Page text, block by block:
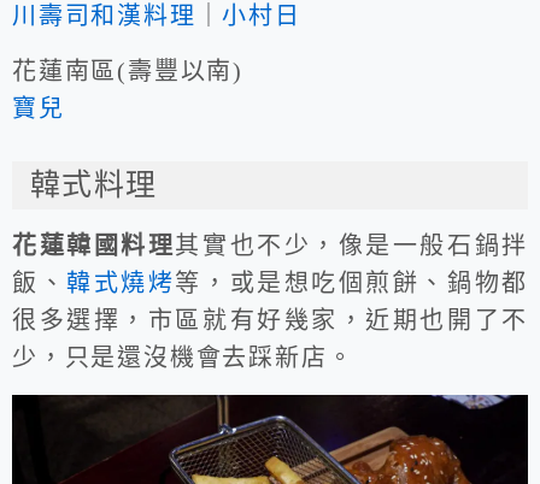
川壽司和漢料理
｜小村日
花蓮南區(壽豐以南)
寶兒
韓式料理
花蓮韓國料理其實也不少，像是一般石鍋拌
飯、韓式燒烤等，或是想吃個煎餅、鍋物都
很多選擇，市區就有好幾家，近期也開了不
少，只是還沒機會去踩新店。